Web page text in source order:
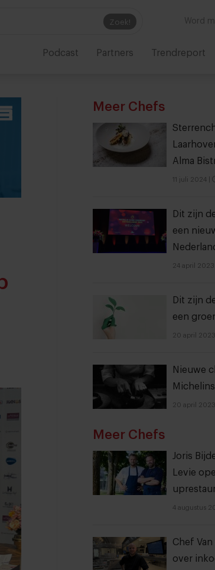
Zoek! Word
Podcast Partners Trendreport
Meer Chefs
Alma
11 juli 2024
Dit zijn
een
24 april 2023
Dit zijn
een
20 april 2023
Nieuwe
20 april 2023
Meer Chefs
Joris
Levie
4 augustus
Chef
over